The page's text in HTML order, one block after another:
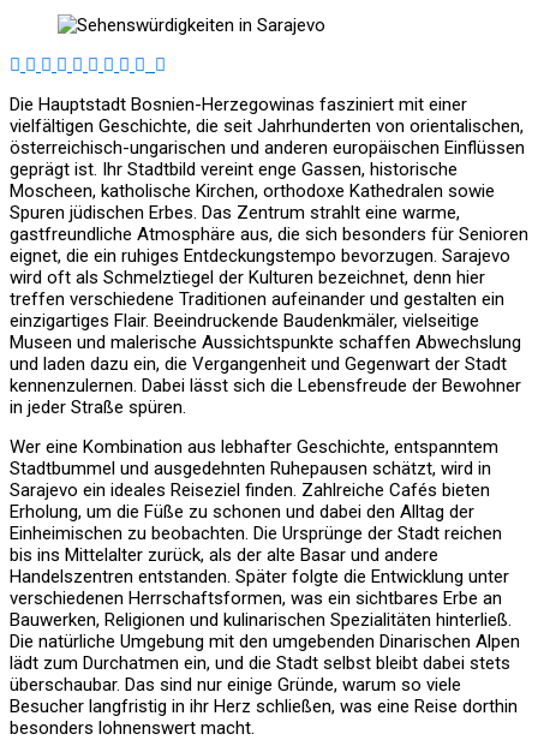
Die Hauptstadt Bosnien-Herzegowinas fasziniert mit einer
vielfältigen Geschichte, die seit Jahrhunderten von orientalischen,
österreichisch-ungarischen und anderen europäischen Einflüssen
geprägt ist. Ihr Stadtbild vereint enge Gassen, historische
Moscheen, katholische Kirchen, orthodoxe Kathedralen sowie
Spuren jüdischen Erbes. Das Zentrum strahlt eine warme,
gastfreundliche Atmosphäre aus, die sich besonders für Senioren
eignet, die ein ruhiges Entdeckungstempo bevorzugen. Sarajevo
wird oft als Schmelztiegel der Kulturen bezeichnet, denn hier
treffen verschiedene Traditionen aufeinander und gestalten ein
einzigartiges Flair. Beeindruckende Baudenkmäler, vielseitige
Museen und malerische Aussichtspunkte schaffen Abwechslung
und laden dazu ein, die Vergangenheit und Gegenwart der Stadt
kennenzulernen. Dabei lässt sich die Lebensfreude der Bewohner
in jeder Straße spüren.
Wer eine Kombination aus lebhafter Geschichte, entspanntem
Stadtbummel und ausgedehnten Ruhepausen schätzt, wird in
Sarajevo ein ideales Reiseziel finden. Zahlreiche Cafés bieten
Erholung, um die Füße zu schonen und dabei den Alltag der
Einheimischen zu beobachten. Die Ursprünge der Stadt reichen
bis ins Mittelalter zurück, als der alte Basar und andere
Handelszentren entstanden. Später folgte die Entwicklung unter
verschiedenen Herrschaftsformen, was ein sichtbares Erbe an
Bauwerken, Religionen und kulinarischen Spezialitäten hinterließ.
Die natürliche Umgebung mit den umgebenden Dinarischen Alpen
lädt zum Durchatmen ein, und die Stadt selbst bleibt dabei stets
überschaubar. Das sind nur einige Gründe, warum so viele
Besucher langfristig in ihr Herz schließen, was eine Reise dorthin
besonders lohnenswert macht.